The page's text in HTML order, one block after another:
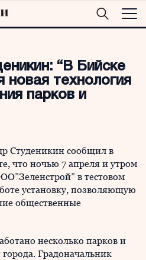
“В Бийске
новая технология
парков и
Студеникин сообщил в
что ночью 7 апреля и утром
в тестовом
установку, позволяющую
общественные
несколько парков и
города. Градоначальник